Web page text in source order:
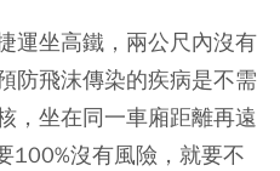
運坐高鐵，兩公尺內沒有
防飛沫傳染的疾病是不需
，坐在同一車廂距離再遠
100%沒有風險，就要不